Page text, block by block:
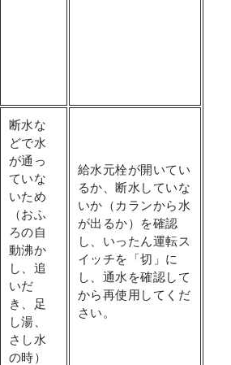
断水な
どで水
が通っ
ていな
いため
（おふ
ろの自
動沸か
し、追
いだ
き、足
し湯、
さし水
の時）
給水元栓が開いてい
るか、断水していな
いか（カランから水
が出るか）を確認
し、いったん運転ス
イッチを「切」に
し、通水を確認して
から再使用してくだ
さい。